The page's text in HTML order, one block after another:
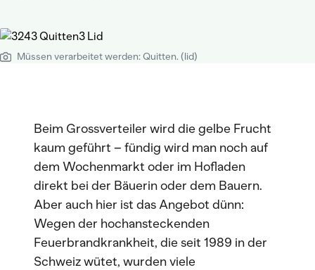
Müssen verarbeitet werden: Quitten. (lid)
Beim Grossverteiler wird die gelbe Frucht
kaum geführt – fündig wird man noch auf
dem Wochenmarkt oder im Hofladen
direkt bei der Bäuerin oder dem Bauern.
Aber auch hier ist das Angebot dünn:
Wegen der hochansteckenden
Feuerbrandkrankheit, die seit 1989 in der
Schweiz wütet, wurden viele